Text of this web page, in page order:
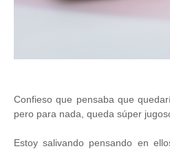
Confieso que pensaba que
pero para nada, queda súper
Estoy salivando pensando en